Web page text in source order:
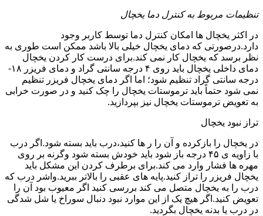
تنظیمات مربوط به کنترل دما یخچال
در اکثر یخچال ها امکان کنترل دما توسط کاربر وجود
دارد.درصورتی که دمای یخچال خیلی بالا باشد ممکن است طوری به
نظر برسد که یخچال کار نمی کند.برای درست کار کردن یخچال
دمای داخلی یخچال باید روی ۴ درجه سانتی گراد و دمای فریزر ۱۸-
درجه سانتی گراد تنظیم شود؛ اما اگر دمای یخچال فریزر تنظیم
نمی شود حتماً باید ترموستات یخچال را چک کنید و در صورت خرابی
به تعویض ترموستات یخچال نیز بپردازید.
تراز نبود یخچال
در یخچال را بازکرده و آن را ر ها کنید،درب باید بسته شود.اگر درب
با زاویه ی ۴۵ درجه باز شود باید خودش بسته شود وگرنه بر روی
مهره ها فشار وارد می کند.برای برطرف کردن این مشکل باید
یخچال فریزر را تراز کنید.پایه های عقبی را بالاتر ببرید.واشر درب که
درب را به یخچال متصل می کند بررسی کنید اگر معیوب بود آن را
تعویض کنید.اگر هیچ یک از این موارد نبود دنبال سوراخ یا شل شدگی
در درب یا بدنه یخچال بگردید.